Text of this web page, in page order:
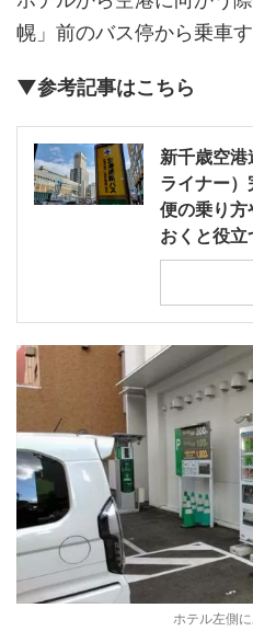
幌」前のバス停から乗車
▼参考記事はこちら
新千歳空港
ライナー
便の乗り方
おくと役立
ホテル左側